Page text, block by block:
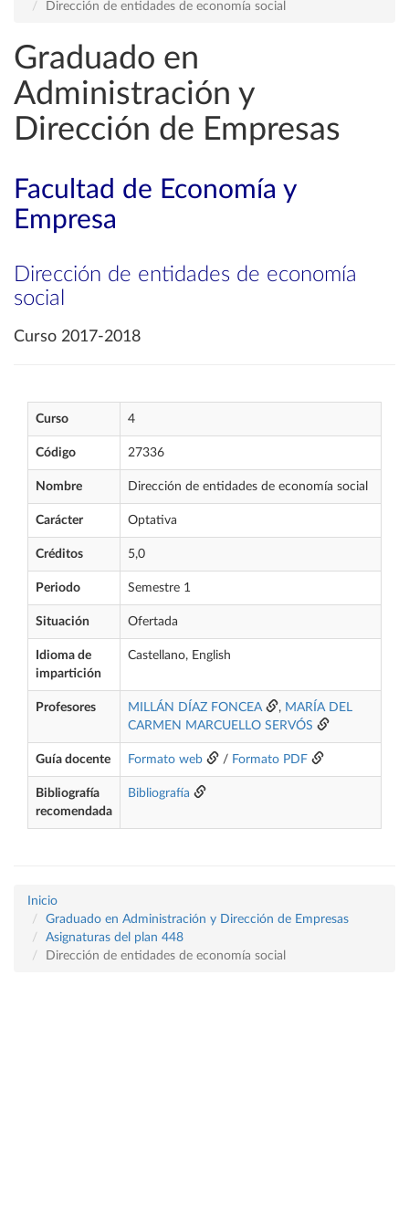
Dirección de entidades de economía social
Graduado en
Administración y
Dirección de Empresas
Facultad de Economía y
Empresa
Dirección de entidades de economía
social
Curso 2017-2018
Curso 4
Código 27336
Nombre Dirección de entidades de economía social
Carácter Optativa
Créditos 5,0
Periodo Semestre 1
Situación Ofertada
Idioma de
impartición
Castellano, English
Profesores MILLÁN DÍAZ FONCEA , MARÍA DEL
CARMEN MARCUELLO SERVÓS
Guía docente Formato web / Formato PDF
Bibliografía
recomendada
Bibliografía
Inicio
Graduado en Administración y Dirección de Empresas
Asignaturas del plan 448
Dirección de entidades de economía social